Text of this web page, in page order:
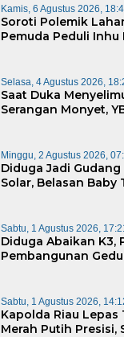
Kamis, 6 Agustus 2026,
Soroti Polemik
Pemuda Peduli Inhu
Selasa, 4 Agustus 2026,
Saat Duka
Serangan Monyet,
Minggu, 2 Agustus 2026,
Diduga Jadi
Solar, Belasan Baby
Sabtu, 1 Agustus 2026,
Diduga Abaikan K3,
Pembangunan
Sabtu, 1 Agustus 2026,
Kapolda Riau Lepas
Merah Putih Presisi,